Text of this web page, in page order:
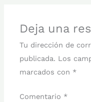
Deja una
Tu dirección de
publicada. Los
marcados con *
Comentario *